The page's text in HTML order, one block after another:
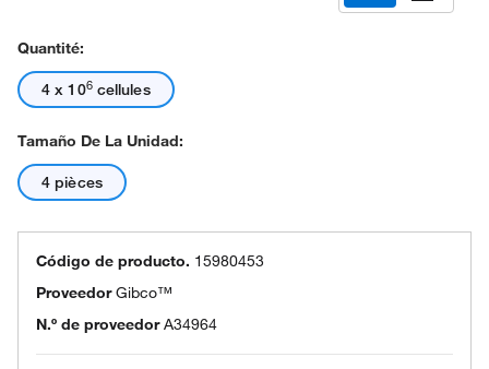
Quantité:
4 x 106cellules
Tamaño De La Unidad:
4 pièces
Código de producto. 15980453
ProveedorGibco™
N.º de proveedor A34964